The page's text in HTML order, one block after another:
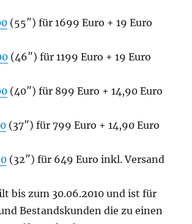
(55″) für 1699 Euro + 19 Euro
(46″) für 1199 Euro + 19 Euro
(40″) für 899 Euro + 14,90 Euro
(37″) für 799 Euro + 14,90 Euro
(32″) für 649 Euro inkl. Versand
bis zum 30.06.2010 und ist für
Bestandskunden die zu einen